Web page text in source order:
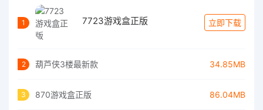
1 7723游戏盒正版 立即下载
2 葫芦侠3楼最新款 34.85MB
3 870游戏盒正版 86.04MB